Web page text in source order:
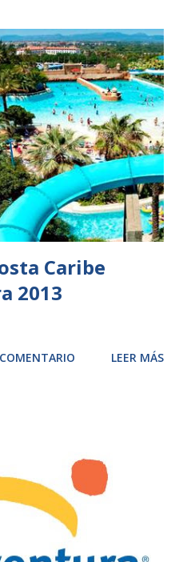
Caribe
2013
LEER MÁS